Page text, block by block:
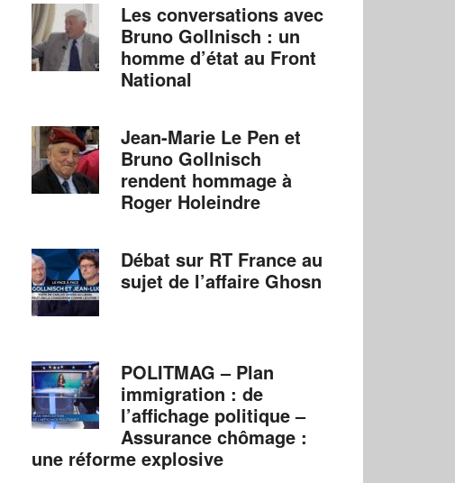
Les conversations avec
Bruno Gollnisch : un
homme d’état au Front
National
Jean-Marie Le Pen et
Bruno Gollnisch
rendent hommage à
Roger Holeindre
Débat sur RT France au
sujet de l’affaire Ghosn
POLITMAG – Plan
immigration : de
l’affichage politique –
Assurance chômage :
une réforme explosive